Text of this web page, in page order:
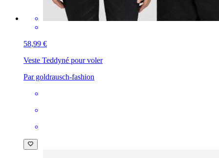
58,99 €
Veste Teddyné pour voler
Par goldrausch-fashion